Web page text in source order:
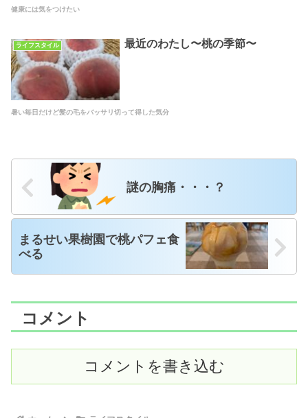
健康には気をつけたい
ライフスタイル 最近のわたし〜桃の季節〜
暑い毎日だけど髪の毛をバッサリ切って得した気分
謎の胸痛・・・？
まるせい果樹園で桃パフェ食
べる
コメント
コメントを書き込む